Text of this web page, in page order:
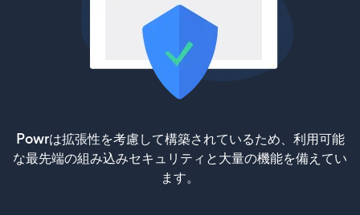
Powrは拡張性を考慮して構築されているため、利用可能
な最先端の組み込みセキュリティと大量の機能を備えてい
ます。